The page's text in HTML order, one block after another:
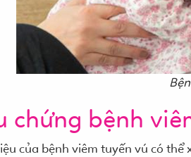
chứng bệnh
của bệnh viêm tuyến vú có thể